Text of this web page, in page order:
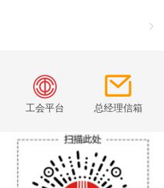
工会平台 总经理信箱